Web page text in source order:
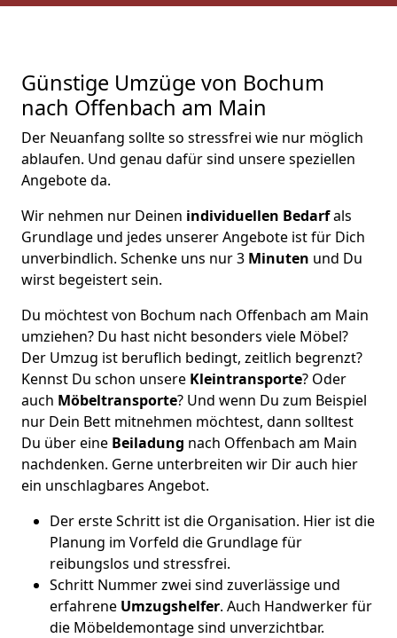
Günstige Umzüge von Bochum
nach Offenbach am Main
Der Neuanfang sollte so stressfrei wie nur möglich
ablaufen. Und genau dafür sind unsere speziellen
Angebote da.
Wir nehmen nur Deinen individuellen Bedarfals
Grundlage und jedes unserer Angebote ist für Dich
unverbindlich. Schenke uns nur 3 Minuten und Du
wirst begeistert sein.
Du möchtest von Bochum nach Offenbach am Main
umziehen? Du hast nicht besonders viele Möbel?
Der Umzug ist beruflich bedingt, zeitlich begrenzt?
Kennst Du schon unsere Kleintransporte? Oder
auch Möbeltransporte? Und wenn Du zum Beispiel
nur Dein Bett mitnehmen möchtest, dann solltest
Du über eine Beiladung nach Offenbach am Main
nachdenken. Gerne unterbreiten wir Dir auch hier
ein unschlagbares Angebot.
Der erste Schritt ist die Organisation. Hier ist die
Planung im Vorfeld die Grundlage für
reibungslos und stressfrei.
Schritt Nummer zwei sind zuverlässige und
erfahrene Umzugshelfer. Auch Handwerker für
die Möbeldemontage sind unverzichtbar.